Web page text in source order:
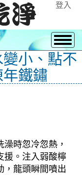
登入
小、點不
鐵鏽
時忽冷忽熱，
援。注入弱酸檸
，龍頭瞬間噴出